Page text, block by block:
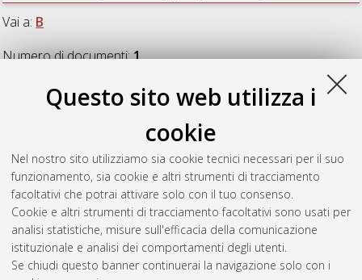
Questo sito web utilizza i
cookie
Nel nostro sito utilizziamo sia cookie tecnici necessari per il suo
funzionamento, sia cookie e altri strumenti di tracciamento
facoltativi che potrai attivare solo con il tuo consenso.
Cookie e altri strumenti di tracciamento facoltativi sono usati per
analisi statistiche, misure sull'efficacia della comunicazione
istituzionale e analisi dei comportamenti degli utenti.
Se chiudi questo banner continuerai la navigazione solo con i
Vai a: B
Numero di documenti:1.
Sicurezza Alimentare e Cambiamento Climatico. Il caso delle
Ande.[Laurea magistrale], Università di Bologna, Corso di
Studio inGeografia e processi territoriali [LM-DM270]
Documento ad accesso riservato.
Questa lista e' stata generata ilFri Aug 7 13:02:22 2026 CEST